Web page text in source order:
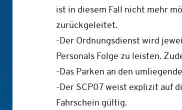
ist in diesem Fall nicht mehr
zurückgeleitet.
-Der Ordnungsdienst wird
Personals Folge zu leisten.
-Das Parken an den
-Der SCP07 weist explizit auf
Fahrschein gültig.